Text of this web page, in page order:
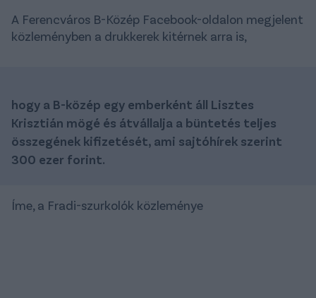
A Ferencváros B-Közép Facebook-oldalon megjelent
közleményben a drukkerek kitérnek arra is,
hogy a B-közép egy emberként áll Lisztes
Krisztián mögé és átvállalja a büntetés teljes
összegének kifizetését, ami sajtóhírek szerint
300 ezer forint.
Íme, a Fradi-szurkolók közleménye